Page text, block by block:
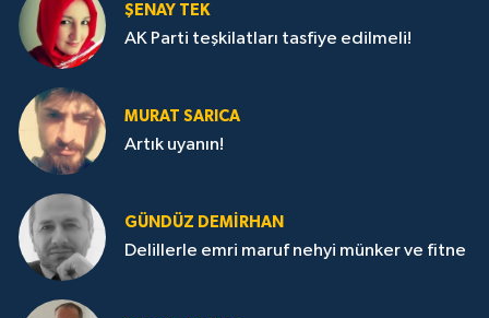
ŞENAY TEK
AK Parti teşkilatları tasfiye edilmeli!
MURAT SARICA
Artık uyanın!
GÜNDÜZ DEMIRHAN
Delillerle emri maruf nehyi münker ve fitne